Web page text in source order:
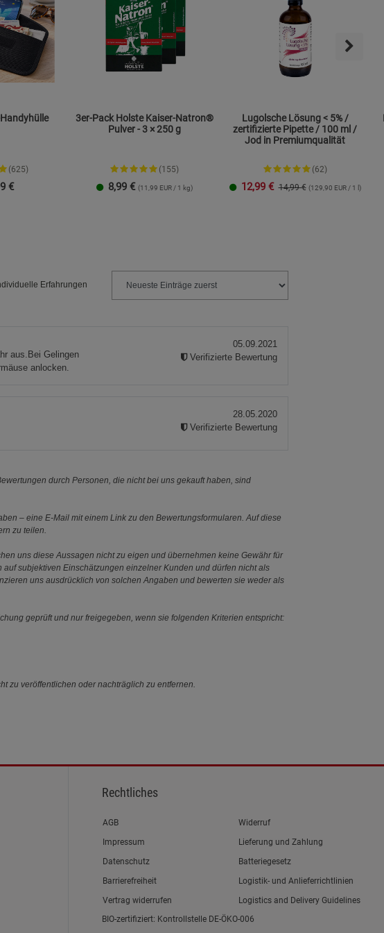
(625)
€
3er-Pack Holste Kaiser-Natron®
Pulver - 3 × 250 g
(155)
8,99 € (11,99 EUR / 1 kg)
Lugolsche Lösung < 5% /
zertifizierte Pipette / 100 ml /
Jod in Premiumqualität
(62)
12,99 € 14,99 € (129,90 EUR / 1 l)
Erfahrungen
aus.Bei Gelingen
anlocken.
05.09.2021
Verifizierte Bewertung
28.05.2020
Verifizierte Bewertung
durch Personen, die nicht bei uns gekauft haben, sind
– eine E-Mail mit einem Link zu den Bewertungsformularen. Auf diese
zu teilen.
uns diese Aussagen nicht zu eigen und übernehmen keine Gewähr für
subjektiven Einschätzungen einzelner Kunden und dürfen nicht als
uns ausdrücklich von solchen Angaben und bewerten sie weder als
geprüft und nur freigegeben, wenn sie folgenden Kriterien entspricht:
zu veröffentlichen oder nachträglich zu entfernen.
Rechtliches
Link zum/zur
AGB
Link zum/zur
Impressum
Link zum/zur
Datenschutz
Link zum/zur
Barrierefreiheit
Vertrag widerrufen
Widerruf
Lieferung und Zahlung
Batteriegesetz
Logistik- und Anlieferrichtlinien
Logistics and Delivery Guidelines
BIO-zertifiziert: Kontrollstelle DE-ÖKO-006
Marketing Cookies